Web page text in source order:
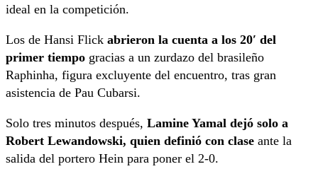
ideal en la competición.
Los de Hansi Flick abrieron la cuenta a los 20′ del
primer tiempo gracias a un zurdazo del brasileño
Raphinha, figura excluyente del encuentro, tras gran
asistencia de Pau Cubarsi.
Solo tres minutos después, Lamine Yamal dejó solo a
Robert Lewandowski, quien definió con clase ante la
salida del portero Hein para poner el 2-0.